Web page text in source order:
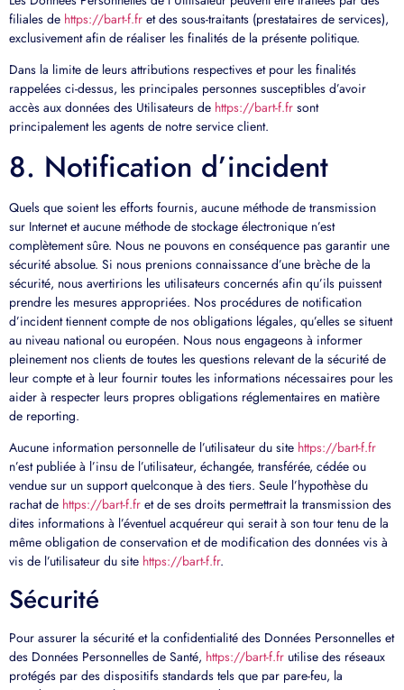
filiales de https://bart-f.fr et des sous-traitants (prestataires de services),
exclusivement afin de réaliser les finalités de la présente politique.
Dans la limite de leurs attributions respectives et pour les finalités
rappelées ci-dessus, les principales personnes susceptibles d’avoir
accès aux données des Utilisateurs de https://bart-f.fr sont
principalement les agents de notre service client.
8. Notification d’incident
Quels que soient les efforts fournis, aucune méthode de transmission
sur Internet et aucune méthode de stockage électronique n’est
complètement sûre. Nous ne pouvons en conséquence pas garantir une
sécurité absolue. Si nous prenions connaissance d’une brèche de la
sécurité, nous avertirions les utilisateurs concernés afin qu’ils puissent
prendre les mesures appropriées. Nos procédures de notification
d’incident tiennent compte de nos obligations légales, qu’elles se situent
au niveau national ou européen. Nous nous engageons à informer
pleinement nos clients de toutes les questions relevant de la sécurité de
leur compte et à leur fournir toutes les informations nécessaires pour les
aider à respecter leurs propres obligations réglementaires en matière
de reporting.
Aucune information personnelle de l’utilisateur du site https://bart-f.fr
n’est publiée à l’insu de l’utilisateur, échangée, transférée, cédée ou
vendue sur un support quelconque à des tiers. Seule l’hypothèse du
rachat de https://bart-f.fr et de ses droits permettrait la transmission des
dites informations à l’éventuel acquéreur qui serait à son tour tenu de la
même obligation de conservation et de modification des données vis à
vis de l’utilisateur du site https://bart-f.fr.
Sécurité
Pour assurer la sécurité et la confidentialité des Données Personnelles et
des Données Personnelles de Santé, https://bart-f.fr utilise des réseaux
protégés par des dispositifs standards tels que par pare-feu, la